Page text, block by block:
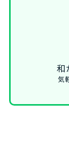
和
気